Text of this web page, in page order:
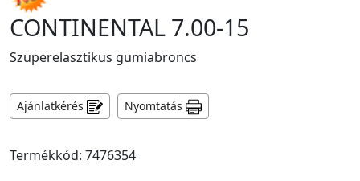
CONTINENTAL 7.00-15
Szuperelasztikus gumiabroncs
Ajánlatkérés Nyomtatás
Termékkód: 7476354